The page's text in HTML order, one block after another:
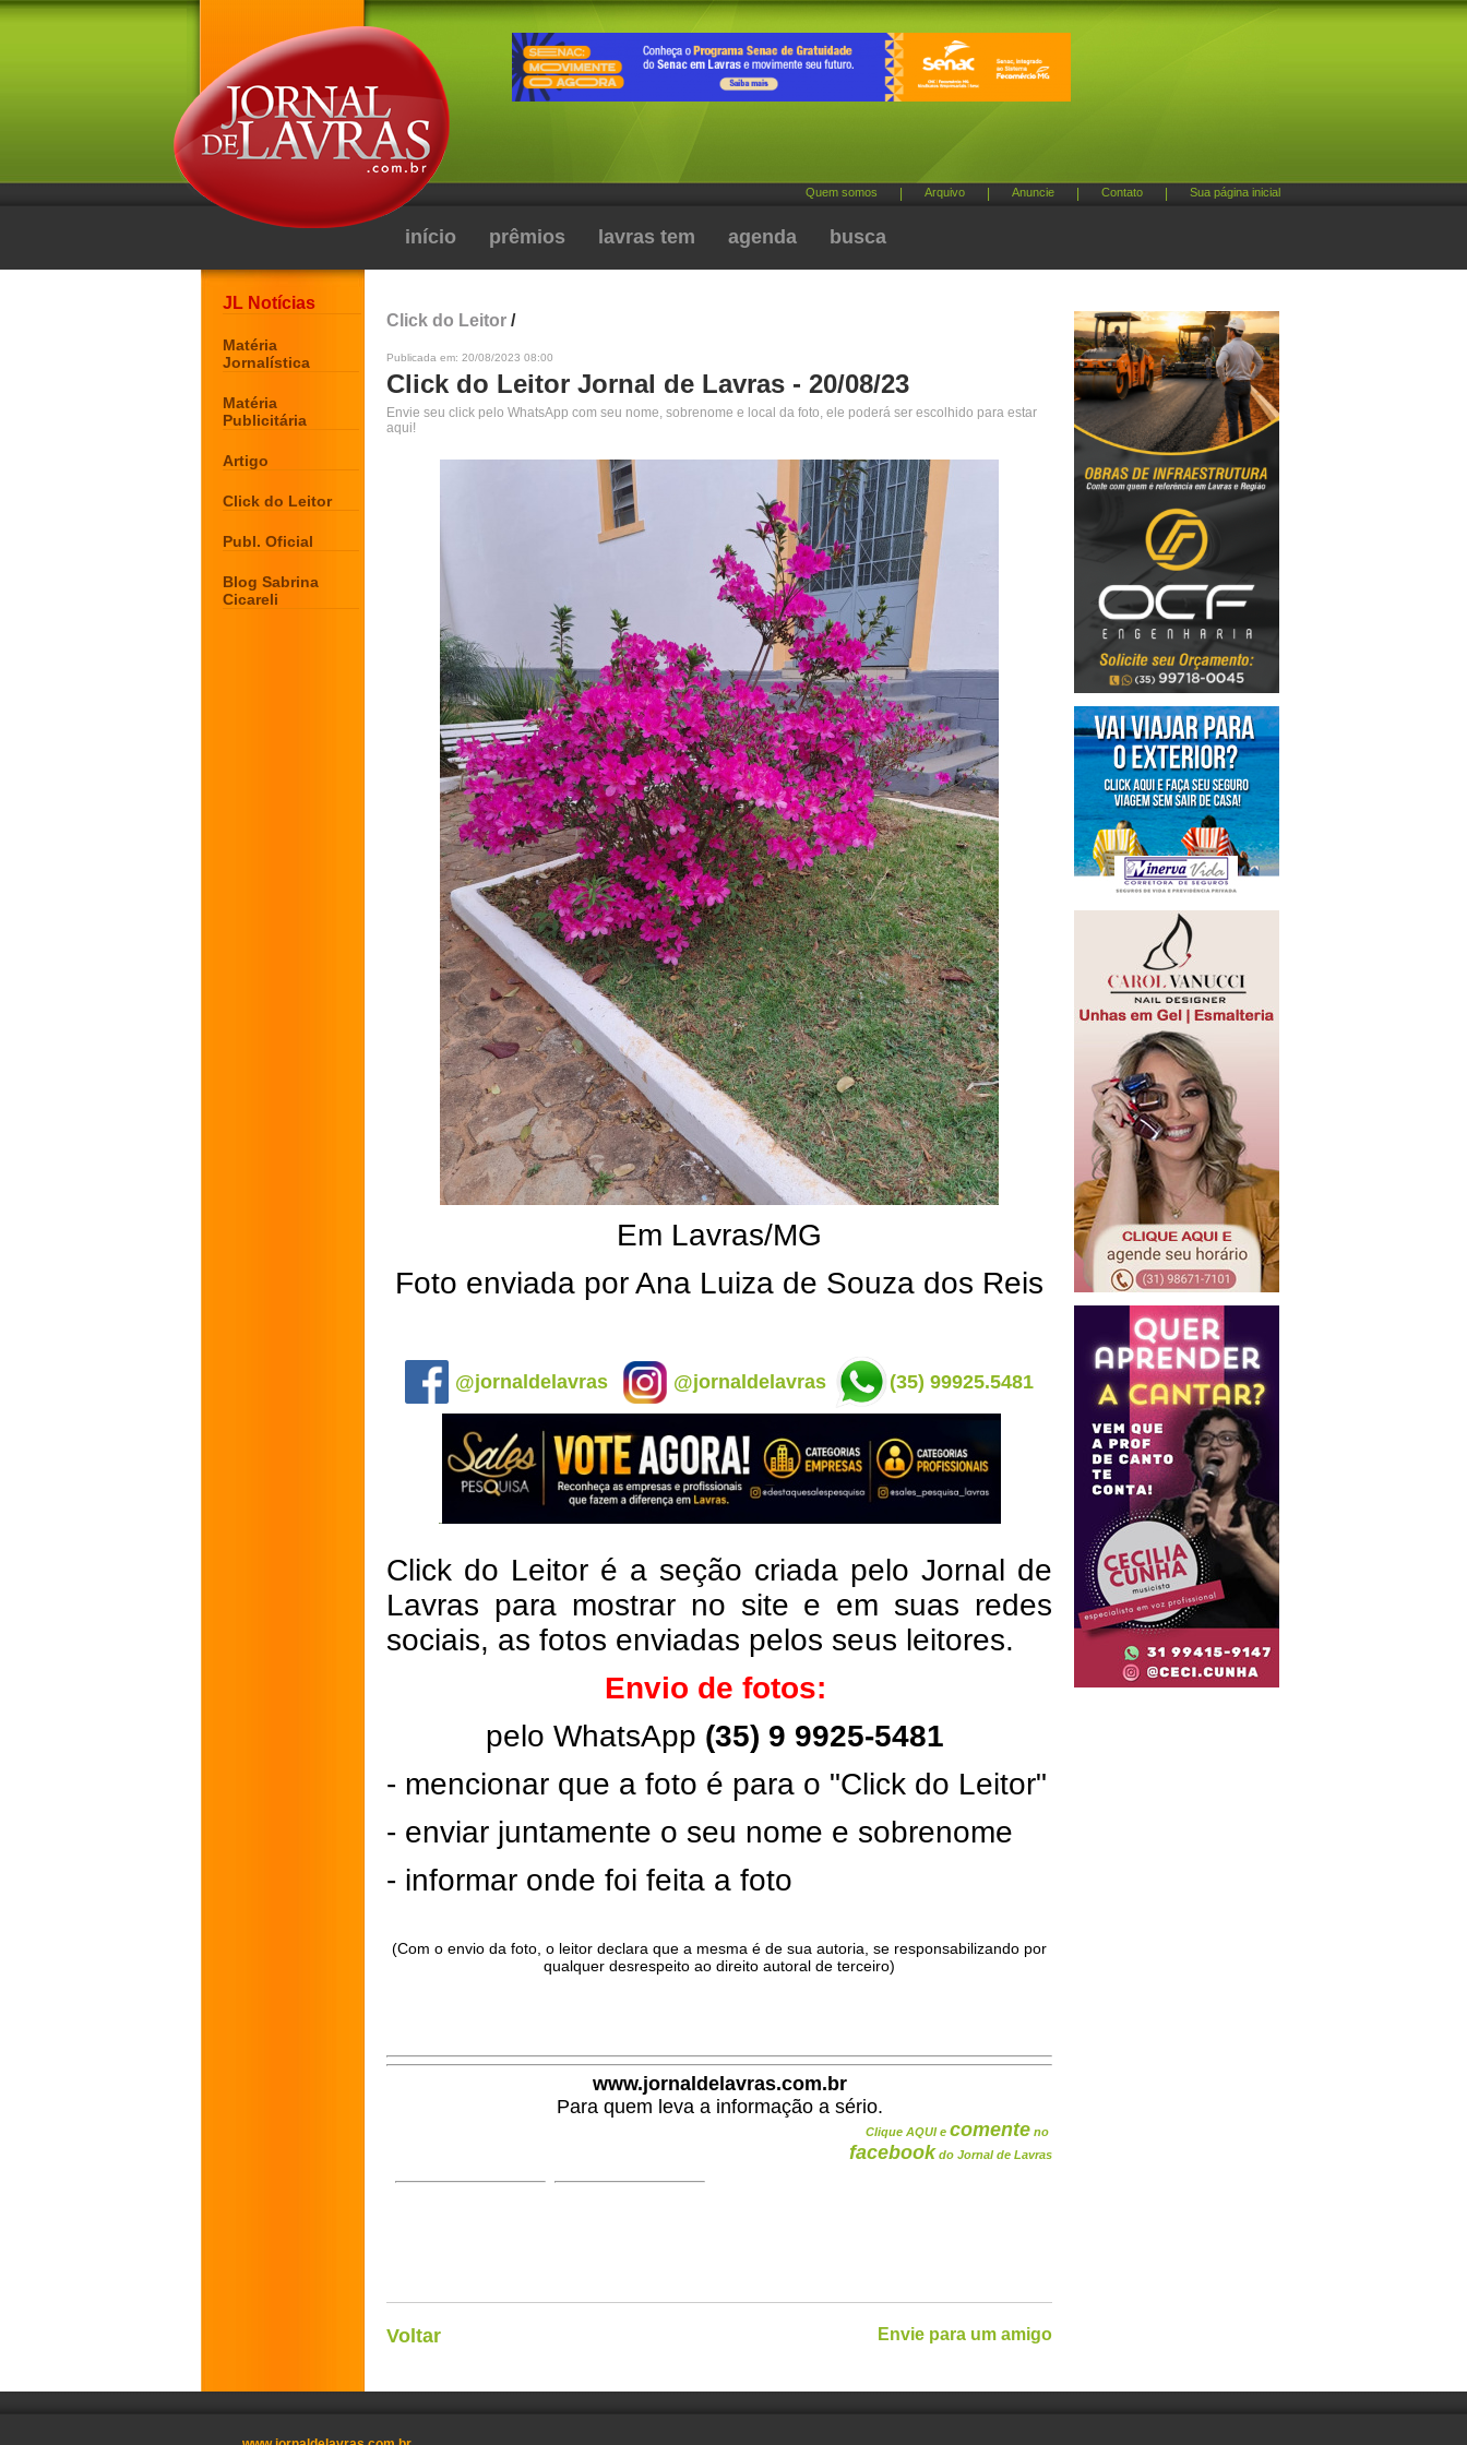
Quem somos Arquivo Anuncie Contato Sua página inicial
início prêmios lavras tem agenda busca
JL Notícias
Matéria
Jornalística
Matéria
Publicitária
Artigo
Click do Leitor
Publ. Oficial
Blog Sabrina
Cicareli
Click do Leitor /
Publicada em: 20/08/2023 08:00
Click do Leitor Jornal de Lavras - 20/08/23
Envie seu click pelo WhatsApp com seu nome, sobrenome e local da foto, ele poderá ser escolhido para estar
aqui!
Em Lavras/MG
Foto enviada por Ana Luiza de Souza dos Reis
@jornaldelavras @jornaldelavras (35) 99925.5481
Click do Leitor é a seção criada pelo Jornal de
Lavras para mostrar no site e em suas redes
sociais, as fotos enviadas pelos seus leitores.
Envio de fotos:
pelo WhatsApp (35) 9 9925-5481
- mencionar que a foto é para o "Click do Leitor"
- enviar juntamente o seu nome e sobrenome
- informar onde foi feita a foto
(Com o envio da foto, o leitor declara que a mesma é de sua autoria, se responsabilizando por
qualquer desrespeito ao direito autoral de terceiro)
www.jornaldelavras.com.br
Para quem leva a informação a sério.
Clique AQUI e comente no
facebook do Jornal de Lavras
Voltar Envie para um amigo